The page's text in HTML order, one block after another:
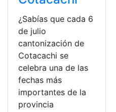
¿Sabías que cada 6
de julio
cantonización de
Cotacachi se
celebra una de las
fechas más
importantes de la
provincia